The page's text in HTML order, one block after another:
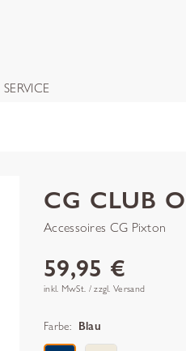
SERVICE
CG CLUB
Accessoires CG Pixton
59,95 €
inkl. MwSt. / zzgl. Versand
Farbe: Blau